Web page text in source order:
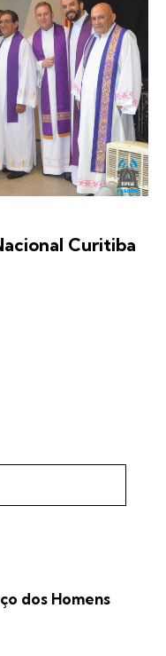
Curitiba
dos Homens